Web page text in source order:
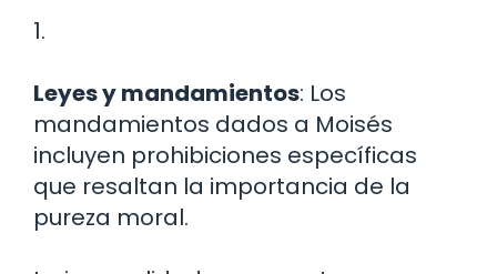
1.
Leyes y mandamientos: Los
mandamientos dados a Moisés
incluyen prohibiciones específicas
que resaltan la importancia de la
pureza moral.